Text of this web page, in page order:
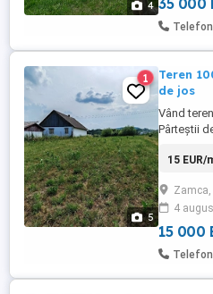
4 35 000
5
1
Teren
de jos
Vând
Pârteștii
de
15 EUR/
Zamca,
4
15 000